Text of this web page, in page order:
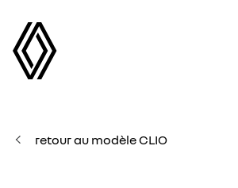
retour au modèle CLIO